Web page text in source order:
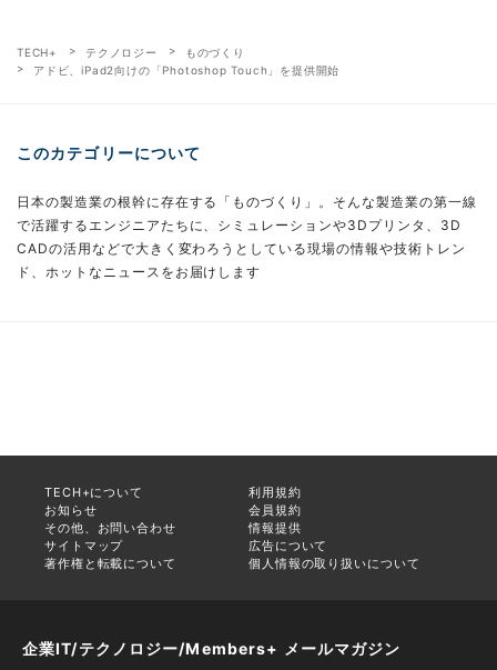
TECH+ テクノロジー
ものづくり
アドビ、iPad2向けの「Photoshop Touch」を提供開始
このカテゴリーについて
日本の製造業の根幹に存在する「ものづくり」。そんな製造業の第一線
で活躍するエンジニアたちに、シミュレーションや3Dプリンタ、3D
CADの活用などで大きく変わろうとしている現場の情報や技術トレン
ド、ホットなニュースをお届けします
TECH+について
利用規約
お知らせ
会員規約
その他、お問い合わせ
情報提供
サイトマップ
広告について
著作権と転載について
個人情報の取り扱いについて
企業IT/テクノロジー/Members+ メールマガジン